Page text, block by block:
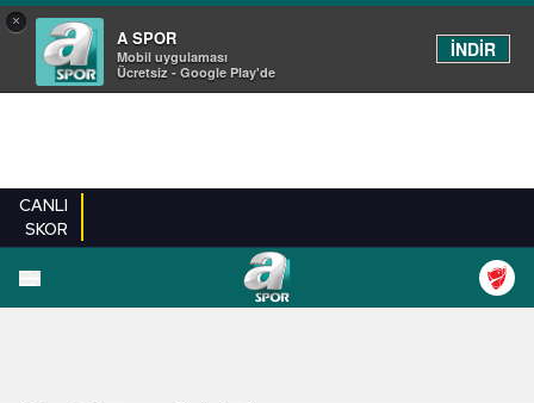
×
A SPOR
Mobil uygulaması
Ücretsiz - Google Play'de
İNDİR
CANLI
SKOR